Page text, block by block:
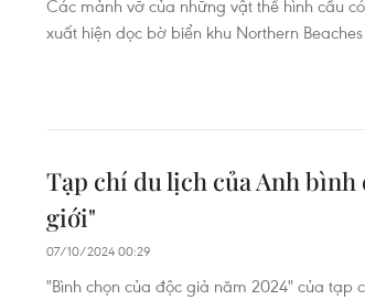
Các mảnh vỡ của những vật thể hình cầu
xuất hiện dọc bờ biển khu Northern
Tạp chí du lịch của Anh
giới"
07/10/2024 00:29
"Bình chọn của độc giả năm 2024" của tạp